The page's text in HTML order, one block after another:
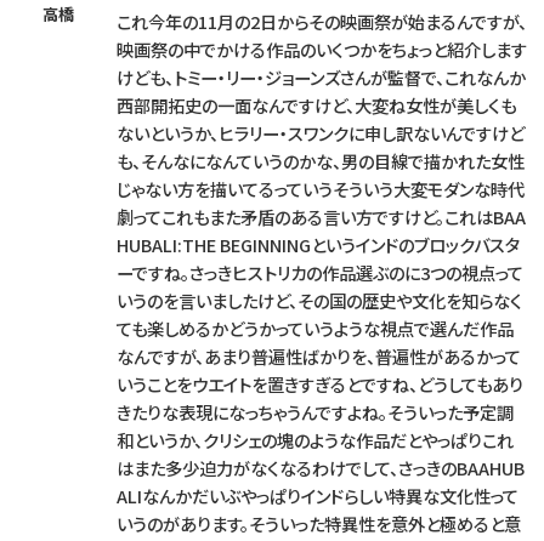
高橋
これ今年の11月の2日からその映画祭が始まるんですが、
映画祭の中でかける作品のいくつかをちょっと紹介します
けども、トミー・リー・ジョーンズさんが監督で、これなんか
西部開拓史の一面なんですけど、大変ね女性が美しくも
ないというか、ヒラリー・スワンクに申し訳ないんですけど
も、そんなになんていうのかな、男の目線で描かれた女性
じゃない方を描いてるっていうそういう大変モダンな時代
劇ってこれもまた矛盾のある言い方ですけど。これはBAA
HUBALI:THE BEGINNINGというインドのブロックバスタ
ーですね。さっきヒストリカの作品選ぶのに3つの視点って
いうのを言いましたけど、その国の歴史や文化を知らなく
ても楽しめるかどうかっていうような視点で選んだ作品
なんですが、あまり普遍性ばかりを、普遍性があるかって
いうことをウエイトを置きすぎるとですね、どうしてもあり
きたりな表現になっちゃうんですよね。そういった予定調
和というか、クリシェの塊のような作品だとやっぱりこれ
はまた多少迫力がなくなるわけでして、さっきのBAAHUB
ALIなんかだいぶやっぱりインドらしい特異な文化性って
いうのがあります。そういった特異性を意外と極めると意